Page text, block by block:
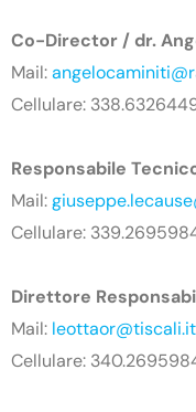
Co-Director / dr.
Mail:
Cellulare:
Responsabile
Mail:
Cellulare:
Direttore
Mail: leottaor@tiscali.it
Cellulare: